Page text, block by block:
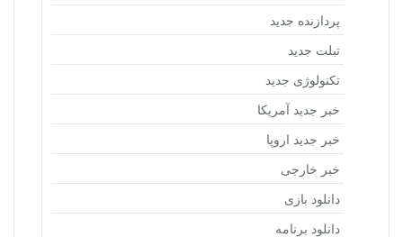
پردازنده جدید
تبلت جدید
تکنولوژی جدید
خبر جدید آمریکا
خبر جدید اروپا
خبر خارجی
دانلود بازی
دانلود برنامه